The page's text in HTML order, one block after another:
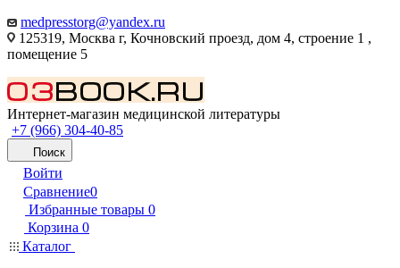
medpresstorg@yandex.ru
125319, Москва г, Кочновский проезд, дом 4, строение 1 ,
помещение 5
Интернет-магазин медицинской литературы
+7 (966) 304-40-85
Поиск
Войти
Сравнение0
Избранные товары 0
Корзина 0
Каталог